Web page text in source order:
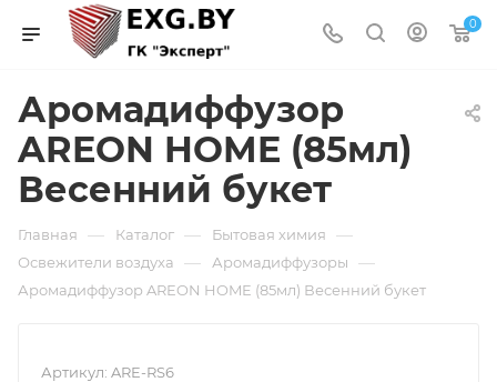
0
Аромадиффузор
AREON HOME (85мл)
Весенний букет
Главная — Каталог — Бытовая химия —
Освежители воздуха — Аромадиффузоры —
Аромадиффузор AREON HOME (85мл) Весенний букет
Артикул: ARE-RS6